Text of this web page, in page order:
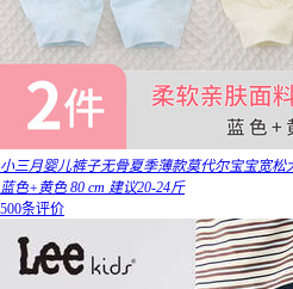
小三月婴儿裤子无骨夏季薄款莫代尔宝宝宽松
蓝色+黄色 80 cm 建议20-24斤
500条评价